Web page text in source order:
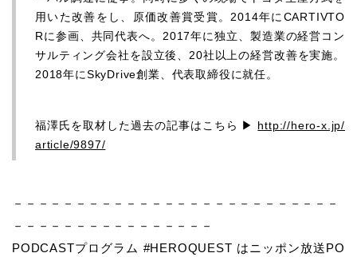
用いた改善をし、原価改善賞受賞。2014年にCARTIVTO
Rに参画、共同代表へ。2017年に独立、製造業の経営コン
サルティング会社を設立後、20社以上の経営改善を実施。
2018年にSkyDrive創業、代表取締役に就任。
福澤氏を取材した過去の記事はこちら ▶ http://hero-x.jp/
article/9897/
－－－－－－－－－－－－－－－－－－－－－－－－－－
－－－－－－－－－－－－－－－－
PODCASTプログラム #HEROQUEST はニッポン放送PO